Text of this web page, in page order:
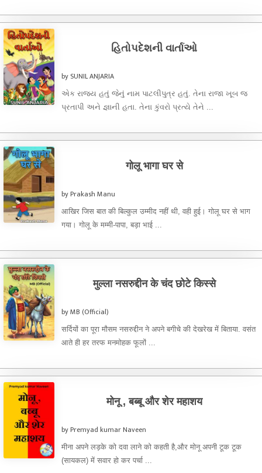
હિતોપદેશની વાર્તાઓ
by SUNIL ANJARIA
એક રાજ્ય હતું જેનું નામ પાટલીપુત્ર હતું. તેના રાજા ખૂબ જ
પ્રતાપી અને જ્ઞાની હતા. તેના કુંવરો પ્રત્યે તેને ...
गोलू भागा घर से
by Prakash Manu
आखिर जिस बात की बिल्कुल उम्मीद नहीं थी, वही हुई। गोलू घर से भाग
गया। गोलू के मम्मी-पापा, बड़ा भाई ...
मुल्ला नसरुद्दीन के चंद छोटे किस्से
by MB (Official)
सर्दियों का पूरा मौसम नसरुद्दीन ने अपने बगीचे की देखरेख में बिताया. वसंत
आते ही हर तरफ मनमोहक फूलों ...
मोनू , बब्बू और शेर महाशय
by Premyad kumar Naveen
मीना अपने लड़के को दवा लाने को कहती है,और मोनू अपनी टूक टूक
(सायकल) में सवार हो कर पर्चा ...